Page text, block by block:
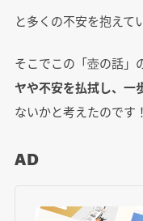
と多くの不安を抱えて
そこでこの「壺の話」
ヤや不安を払拭し、一
ないかと考えたのです！
AD